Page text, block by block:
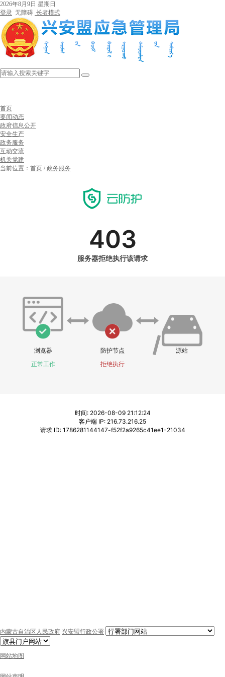
2026年8月9日 星期日
登录 无障碍 长者模式
首页
要闻动态
政府信息公开
安全生产
政务服务
互动交流
机关党建
当前位置： 首页 /政务服务
内蒙古自治区人民政府 兴安盟行政公署
网站地图